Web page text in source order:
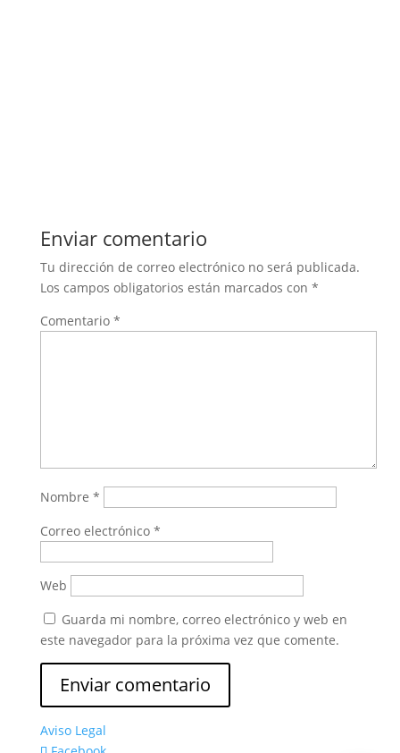
Enviar comentario
Tu dirección de correo electrónico no será publicada.
Los campos obligatorios están marcados con *
Comentario *
Nombre *
Correo electrónico *
Web
Guarda mi nombre, correo electrónico y web en
este navegador para la próxima vez que comente.
Aviso Legal